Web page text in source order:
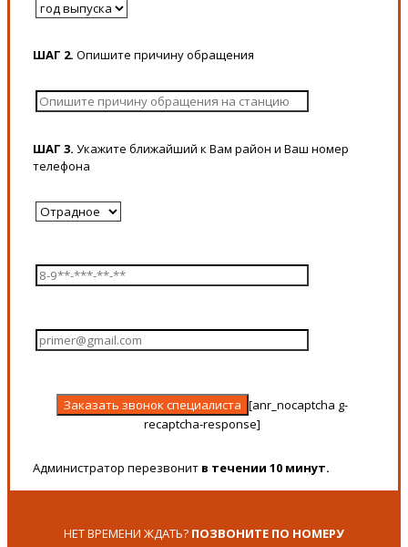
ШАГ 2. Опишите причину обращения
ШАГ 3. Укажите ближайший к Вам район и Ваш номер
телефона
[anr_nocaptcha g-
recaptcha-response]
Администратор перезвонит в течении 10 минут.
НЕТ ВРЕМЕНИ ЖДАТЬ? ПОЗВОНИТЕ ПО НОМЕРУ